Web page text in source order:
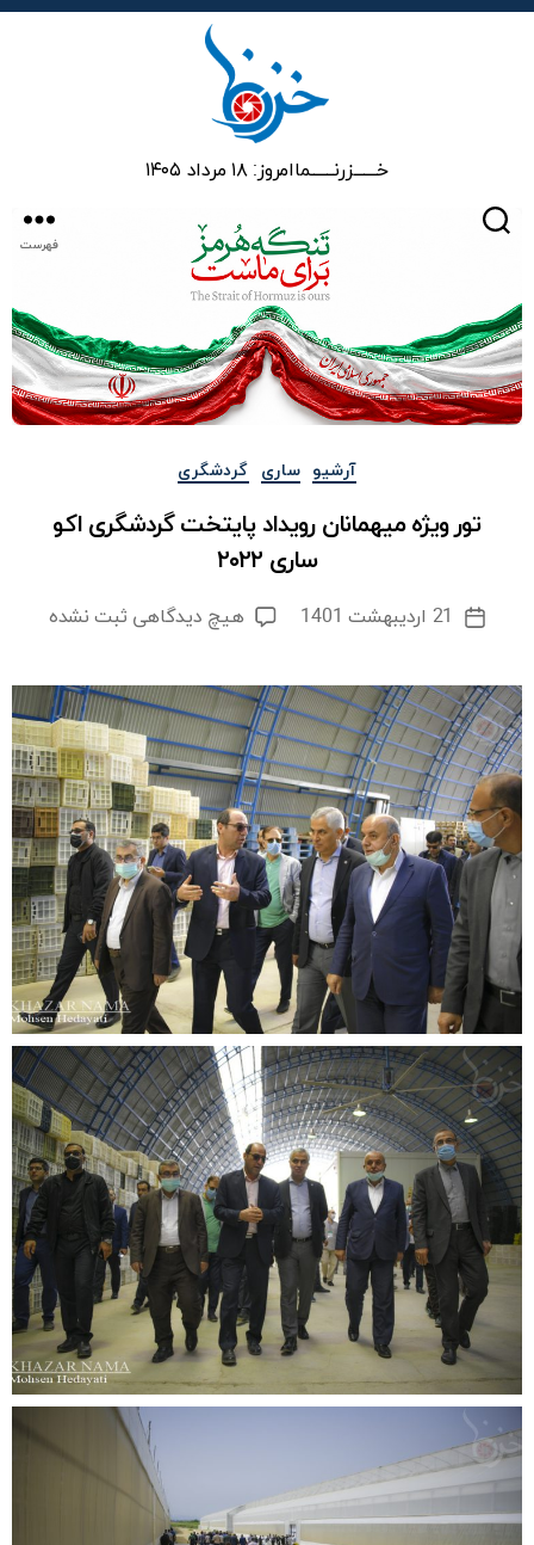
خـــــــزرنـــــــماامروز: ۱۸ مرداد ۱۴۰۵
فهرست
دسته‌ها آرشیو ساری گردشگری
تور ویژه میهمانان رویداد پایتخت گردشگری اکو
ساری ۲۰۲۲
تاریخ
21 اردیبهشت 1401 هیچ دیدگاهی برای
میهمانان
رویداد
پایتخت
گردشگری
اکو
ساری
۲۰۲۲
ثبت نشده